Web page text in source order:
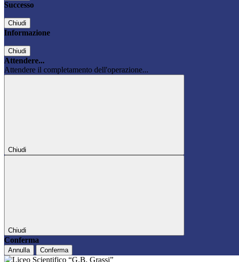
Successo
Chiudi
Informazione
Chiudi
Attendere...
Attendere il completamento dell'operazione...
Chiudi
Chiudi
Conferma
Annulla Conferma